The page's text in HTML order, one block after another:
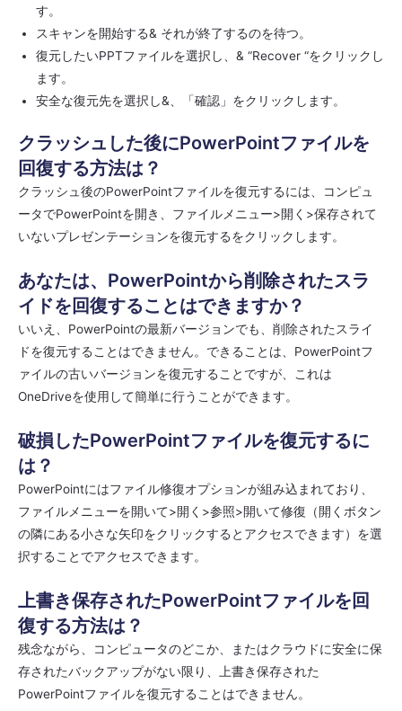
す。
スキャンを開始する& それが終了するのを待つ。
復元したいPPTファイルを選択し、& “Recover “をクリックし
ます。
安全な復元先を選択し&、「確認」をクリックします。
クラッシュした後にPowerPointファイルを
回復する方法は？
クラッシュ後のPowerPointファイルを復元するには、コンピュ
ータでPowerPointを開き、ファイルメニュー>開く>保存されて
いないプレゼンテーションを復元するをクリックします。
あなたは、PowerPointから削除されたスラ
イドを回復することはできますか？
いいえ、PowerPointの最新バージョンでも、削除されたスライ
ドを復元することはできません。できることは、PowerPointフ
ァイルの古いバージョンを復元することですが、これは
OneDriveを使用して簡単に行うことができます。
破損したPowerPointファイルを復元するに
は？
PowerPointにはファイル修復オプションが組み込まれており、
ファイルメニューを開いて>開く>参照>開いて修復（開くボタン
の隣にある小さな矢印をクリックするとアクセスできます）を選
択することでアクセスできます。
上書き保存されたPowerPointファイルを回
復する方法は？
残念ながら、コンピュータのどこか、またはクラウドに安全に保
存されたバックアップがない限り、上書き保存された
PowerPointファイルを復元することはできません。